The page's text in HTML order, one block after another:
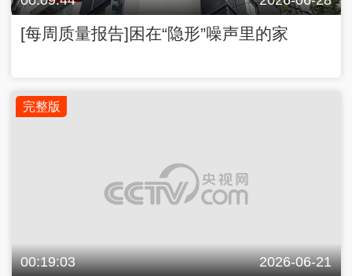
[每周质量报告]困在“隐形”噪声里的家
完整版
00:19:03 2026-06-21